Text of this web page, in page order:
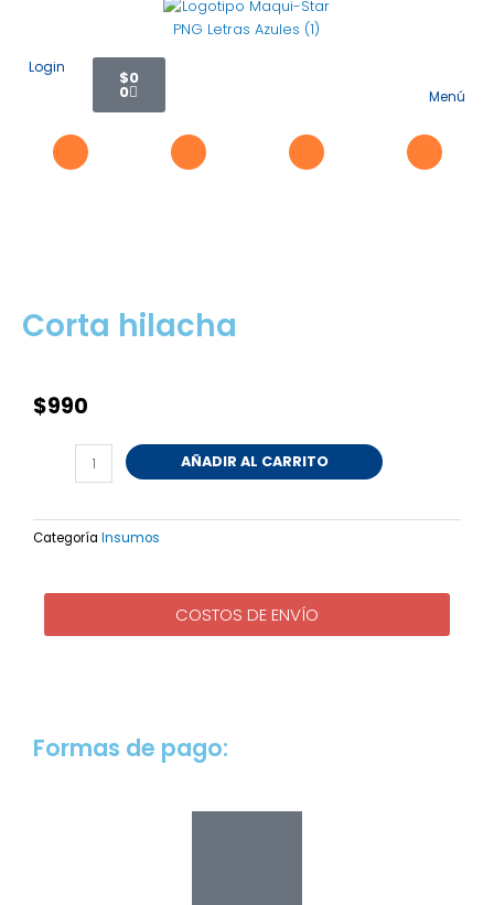
Login
$0
0
Carrito
Menú
Corta hilacha
$990
hilacha
AÑADIR AL CARRITO
Categoría Insumos
COSTOS DE ENVÍO
Formas de pago: